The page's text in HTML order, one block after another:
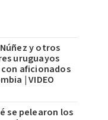
y otros
uruguayos
con aficionados
| VIDEO
se pelearon los